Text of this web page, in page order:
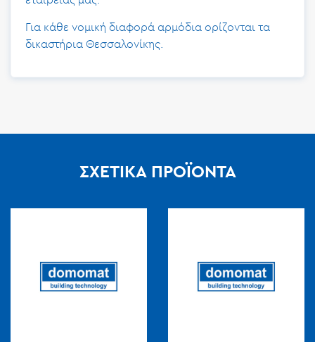
Για κάθε νομική διαφορά αρμόδια ορίζονται τα
δικαστήρια Θεσσαλονίκης.
ΣΧΕΤΙΚΆ ΠΡΟΪΌΝΤΑ